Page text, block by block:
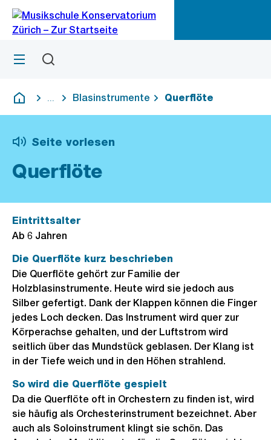
Navigation
Sprunglink
Menü
Deutsch
Blende alle Breadcrumbs ein
Blasinstrumente Querflöte
Seite vorlesen
Querflöte
Eintrittsalter
Ab 6 Jahren
Die Querflöte kurz beschrieben
Die Querflöte gehört zur Familie der
Holzblasinstrumente. Heute wird sie jedoch aus
Silber gefertigt. Dank der Klappen können die Finger
jedes Loch decken. Das Instrument wird quer zur
Körperachse gehalten, und der Luftstrom wird
seitlich über das Mundstück geblasen. Der Klang ist
in der Tiefe weich und in den Höhen strahlend.
So wird die Querflöte gespielt
Da die Querflöte oft in Orchestern zu finden ist, wird
sie häufig als Orchesterinstrument bezeichnet. Aber
auch als Soloinstrument klingt sie schön. Das